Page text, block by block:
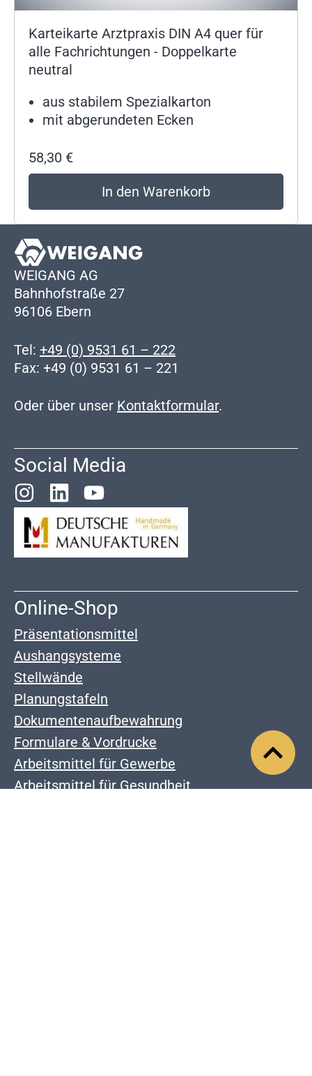
Karteikarte Arztpraxis DIN A4 quer für
alle Fachrichtungen - Doppelkarte
neutral
aus stabilem Spezialkarton
mit abgerundeten Ecken
58,30 €
In den Warenkorb
WEIGANG AG
Bahnhofstraße 27
96106 Ebern
Tel: +49 (0) 9531 61 – 222
Fax: +49 (0) 9531 61 – 221
Oder über unser Kontaktformular.
Social Media
Online-Shop
Präsentationsmittel
Aushangsysteme
Stellwände
Planungstafeln
Dokumentenaufbewahrung
Formulare & Vordrucke
Arbeitsmittel für Gewerbe
Arbeitsmittel für Gesundheit